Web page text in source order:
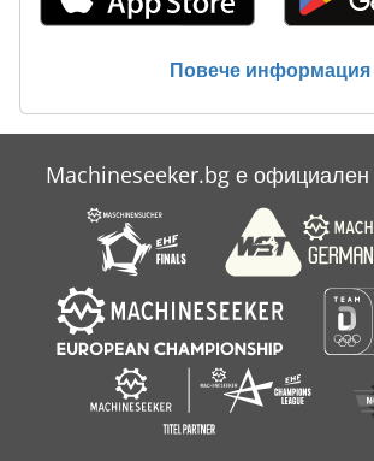
Натиснете Ъгъл
Стяга Запис
Стягащи Елементи
Стягащи Ъгъл
Повече информация
Machineseeker.bg е официален